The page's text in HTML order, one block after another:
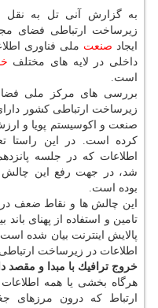
به گزارش آنی تل به نقل
زیرساخت ارتباطی فضای
ایجاد صنعت ملی فناوری
داخلی در لایه های مختلف
است.
بررسی های مركز ملی
زیرساخت ارتباطی كشور
صنعت و اكوسیستم پویا و
اطلاعات كه در جلسه
شد، در جهت رفع این
بوده است.
این چالش ها و نقاط ضعف در
تامین و استفاده از پهنای
پالایش اینترنت بیان شده
اطلاعات در زیرساخت
خروج ترافیك با مبدا و مقصد
هرگاه بخشی یا همه
ارتباط كه درون مرزهای